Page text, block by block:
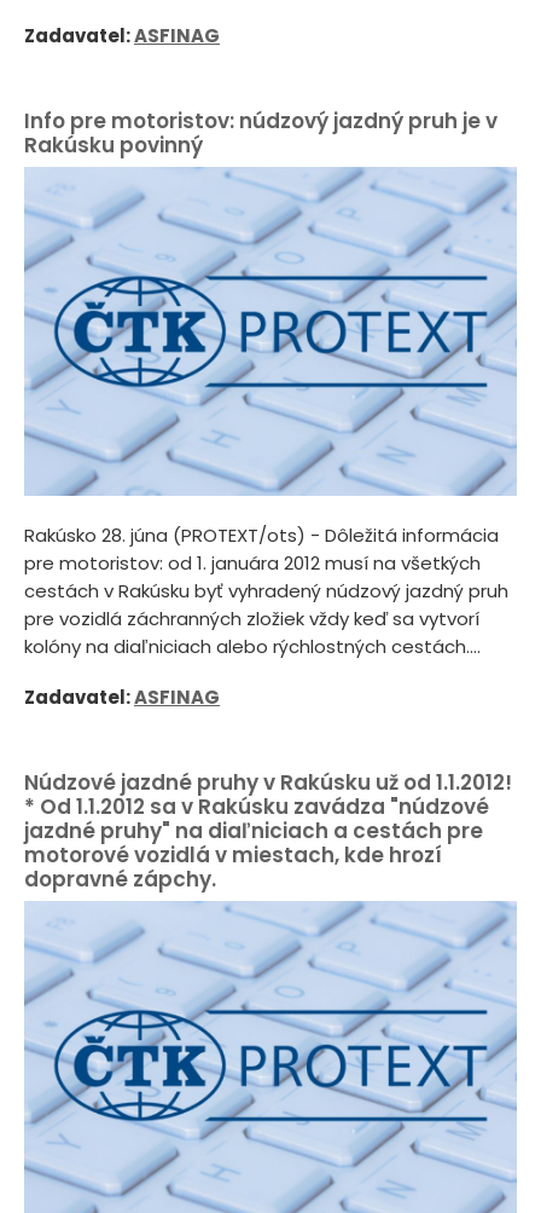
Zadavatel:ASFINAG
Info pre motoristov: núdzový jazdný pruh je v
Rakúsku povinný
Rakúsko 28. júna (PROTEXT/ots) - Dôležitá informácia
pre motoristov: od 1. januára 2012 musí na všetkých
cestách v Rakúsku byť vyhradený núdzový jazdný pruh
pre vozidlá záchranných zložiek vždy keď sa vytvorí
kolóny na diaľniciach alebo rýchlostných cestách....
Zadavatel:ASFINAG
Núdzové jazdné pruhy v Rakúsku už od 1.1.2012!
* Od 1.1.2012 sa v Rakúsku zavádza "núdzové
jazdné pruhy" na diaľniciach a cestách pre
motorové vozidlá v miestach, kde hrozí
dopravné zápchy.